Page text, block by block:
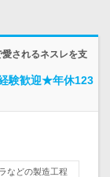
されるネスレを支
験歓迎★年休123
などの製造工程